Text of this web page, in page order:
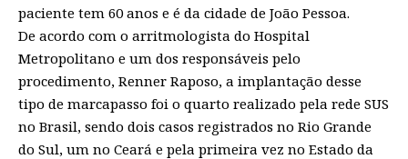
paciente tem 60 anos e é da cidade de João Pessoa.
De acordo com o arritmologista do Hospital
Metropolitano e um dos responsáveis pelo
procedimento, Renner Raposo, a implantação desse
tipo de marcapasso foi o quarto realizado pela rede SUS
no Brasil, sendo dois casos registrados no Rio Grande
do Sul, um no Ceará e pela primeira vez no Estado da